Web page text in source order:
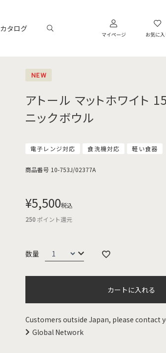
カタログ
マイページ お気に入
NEW
アトール マットホワイト
ニックボウル
電子レンジ対応 食洗機対応 軽い食器
商品番号 10-753J/02377A
¥5,500税込
250ポイント還元
カートに入れる
Customers outside Japan, please contact
Global Network